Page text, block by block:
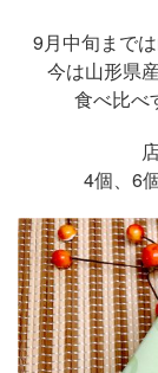
9月中旬まで
今は山形県
食べ比べ
4個、6